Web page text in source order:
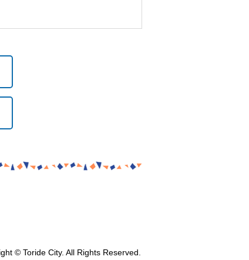
© Toride City. All Rights Reserved.